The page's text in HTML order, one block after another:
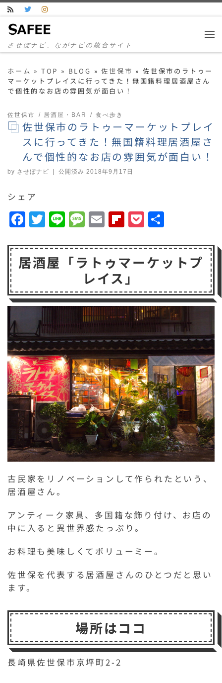
コンテンツへスキップ
させぼナビ、ながナビの統合サイト
ホーム » TOP » BLOG » 佐世保市 » 佐世保市のラトゥー
マーケットプレイスに行ってきた！無国籍料理居酒屋さん
で個性的なお店の雰囲気が面白い！
佐世保市 居酒屋・BAR 食べ歩き
佐世保市のラトゥーマーケットプレイ
スに行ってきた！無国籍料理居酒屋さ
んで個性的なお店の雰囲気が面白い！
by させぼナビ | 公開済み 2018年9月17日
シェア
F
c
e
o
k
T
it
t
r
Li
e
M
s
s
a
g
e
E
a
il
F
p
b
o
a
r
d
P
c
k
t
居酒屋「ラトゥマーケットプ
レイス」
古民家をリノベーションして作られたという、
居酒屋さん。
アンティーク家具、多国籍な飾り付け、お店の
中に入ると異世界感たっぷり。
お料理も美味しくてボリューミー。
佐世保を代表する居酒屋さんのひとつだと思い
ます。
場所はココ
長崎県佐世保市京坪町2-2